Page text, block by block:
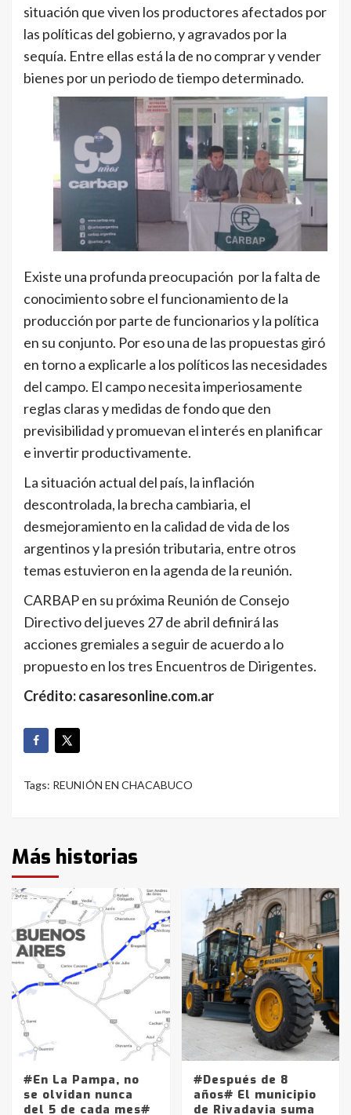
situación que viven los productores afectados por
las políticas del gobierno, y agravados por la
sequía. Entre ellas está la de no comprar y vender
bienes por un periodo de tiempo determinado.
Existe una profunda preocupación por la falta de
conocimiento sobre el funcionamiento de la
producción por parte de funcionarios y la política
en su conjunto. Por eso una de las propuestas giró
en torno a explicarle a los políticos las necesidades
del campo. El campo necesita imperiosamente
reglas claras y medidas de fondo que den
previsibilidad y promuevan el interés en planificar
e invertir productivamente.
La situación actual del país, la inflación
descontrolada, la brecha cambiaria, el
desmejoramiento en la calidad de vida de los
argentinos y la presión tributaria, entre otros
temas estuvieron en la agenda de la reunión.
CARBAP en su próxima Reunión de Consejo
Directivo del jueves 27 de abril definirá las
acciones gremiales a seguir de acuerdo a lo
propuesto en los tres Encuentros de Dirigentes.
Crédito: casaresonline.com.ar
Tags: REUNIÓN EN CHACABUCO
Más historias
#En La Pampa, no
se olvidan nunca
del 5 de cada mes#
#Después de 8
años# El municipio
de Rivadavia suma